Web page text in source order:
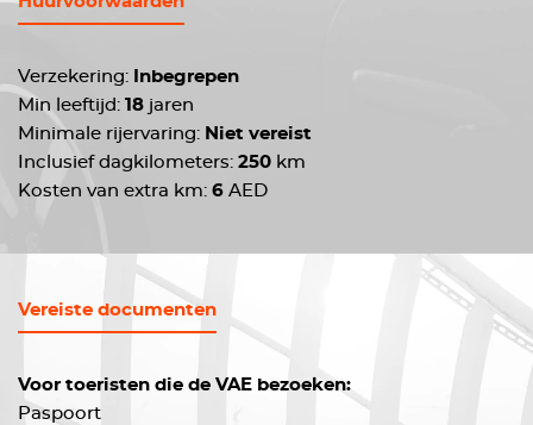
Verzekering:
Inbegrepen
Min leeftijd: 18 jaren
Minimale rijervaring: Niet vereist
Inclusief dagkilometers: 250 km
Kosten van extra km: 6 AED
Vereiste documenten
Voor toeristen die de VAE bezoeken:
Paspoort